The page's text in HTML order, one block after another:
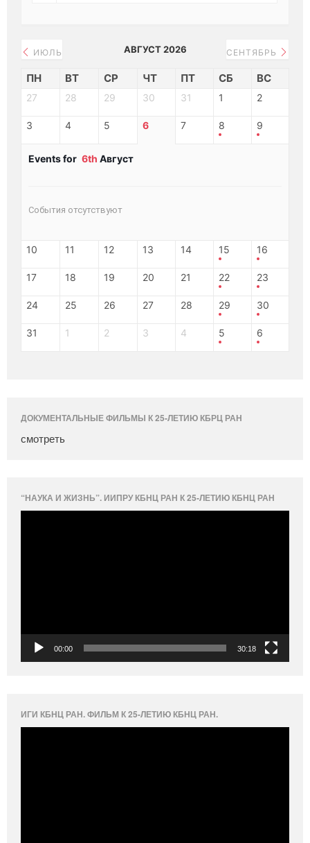
ИЮЛЬ АВГУСТ 2026 СЕНТЯБРЬ
ПН ВТ СР ЧТ ПТ СБ ВС
27 28 29 30 31 1 2
3 4 5 6 7 8 9
Events for 6th Август
События отсутствуют
10 11 12 13 14 15 16
17 18 19 20 21 22 23
24 25 26 27 28 29 30
31 1 2 3 4 5 6
ДОКУМЕНТАЛЬНЫЕ ФИЛЬМЫ К 25-ЛЕТИЮ КБРЦ РАН
смотреть
“НАУКА И ЖИЗНЬ”. ИИПРУ КБНЦ РАН К 25-ЛЕТИЮ КБНЦ РАН
00:00 30:18
ИГИ КБНЦ РАН. ФИЛЬМ К 25-ЛЕТИЮ КБНЦ РАН.